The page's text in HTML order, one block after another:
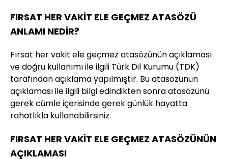
FIRSAT HER VAKİT ELE GEÇMEZ ATASÖZÜ
ANLAMI NEDİR?
Fırsat her vakit ele geçmez atasözünün açıklaması
ve doğru kullanımı ile ilgili Türk Dil Kurumu (TDK)
tarafından açıklama yapılmıştır. Bu atasözünün
açıklaması ile ilgili bilgi edindikten sonra atasözünü
gerek cümle içerisinde gerek günlük hayatta
rahatlıkla kullanabilirsiniz.
FIRSAT HER VAKİT ELE GEÇMEZ ATASÖZÜNÜN
AÇIKLAMASI